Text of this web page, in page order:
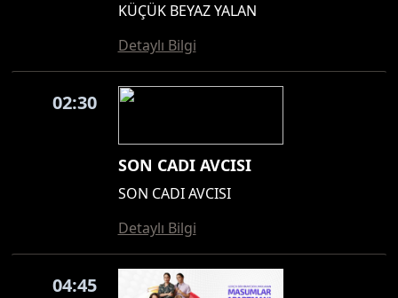
KÜÇÜK BEYAZ YALAN
Detaylı Bilgi
02:30
SON CADI AVCISI
SON CADI AVCISI
Detaylı Bilgi
04:45